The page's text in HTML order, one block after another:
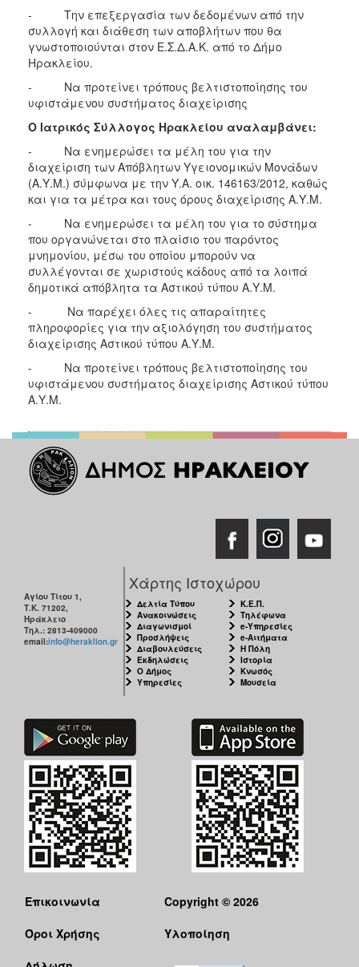
- Την επεξεργασία των δεδομένων από την
συλλογή και διάθεση των αποβλήτων που θα
γνωστοποιούνται στον Ε.Σ.Δ.Α.Κ. από το Δήμο
Ηρακλείου.
- Να προτείνει τρόπους βελτιστοποίησης του
υφιστάμενου συστήματος διαχείρισης
Ο Ιατρικός Σύλλογος Ηρακλείου αναλαμβάνει:
- Να ενημερώσει τα μέλη του για την
διαχείριση των Απόβλητων Υγειονομικών Μονάδων
(Α.Υ.Μ.) σύμφωνα με την Υ.Α. οικ. 146163/2012, καθώς
και για τα μέτρα και τους όρους διαχείρισης Α.Υ.Μ.
- Να ενημερώσει τα μέλη του για το σύστημα
που οργανώνεται στο πλαίσιο του παρόντος
μνημονίου, μέσω του οποίου μπορούν να
συλλέγονται σε χωριστούς κάδους από τα λοιπά
δημοτικά απόβλητα τα Αστικού τύπου Α.Υ.Μ.
- Να παρέχει όλες τις απαραίτητες
πληροφορίες για την αξιολόγηση του συστήματος
διαχείρισης Αστικού τύπου Α.Υ.Μ.
- Να προτείνει τρόπους βελτιστοποίησης του
υφιστάμενου συστήματος διαχείρισης Αστικού τύπου
Α.Υ.Μ.
Αγίου Τίτου 1,
Τ.Κ. 71202,
Ηράκλειο
Τηλ.: 2813-409000
email:info@heraklion.gr
Χάρτης Ιστοχώρου
Δελτία Τύπου
Ανακοινώσεις
Διαγωνισμοί
Προσλήψεις
Διαβουλεύσεις
Εκδηλώσεις
Ο Δήμος
Υπηρεσίες
Κ.Ε.Π.
Τηλέφωνα
e-Υπηρεσίες
e-Αιτήματα
Η Πόλη
Ιστορία
Κνωσός
Μουσεία
Επικοινωνία
Όροι Χρήσης
Copyright © 2026
Υλοποίηση